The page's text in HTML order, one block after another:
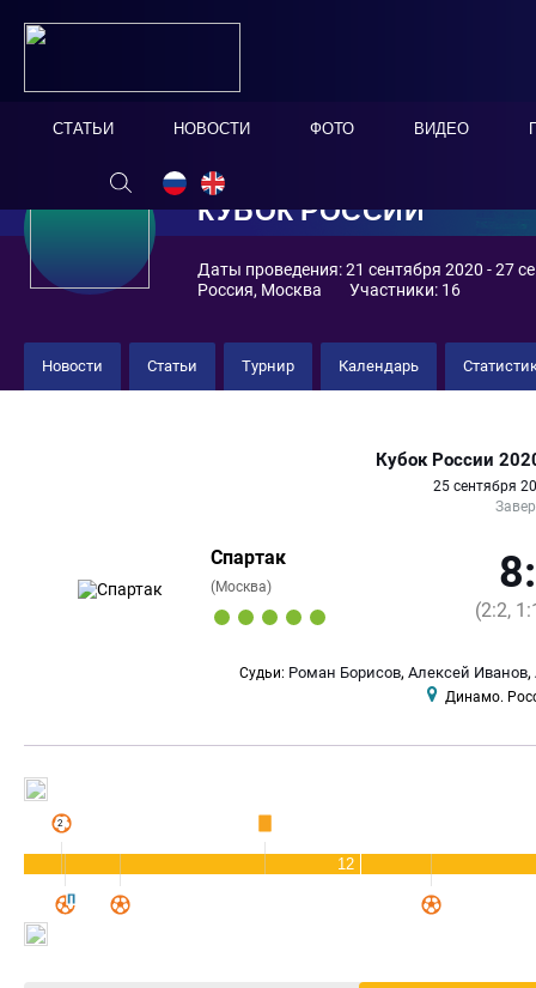
СТАТЬИ НОВОСТИ ФОТО ВИДЕО
КУБОК РОССИИ
Даты проведения: 21 сентября 2020 - 27
Россия, Москва
Участники: 16
Новости Статьи Турнир Календарь
Кубок России
25 сентября
Спартак
(Москва)
(2:2,
Судьи: Роман Борисов, Алексей Иванов,
Динамо.
12